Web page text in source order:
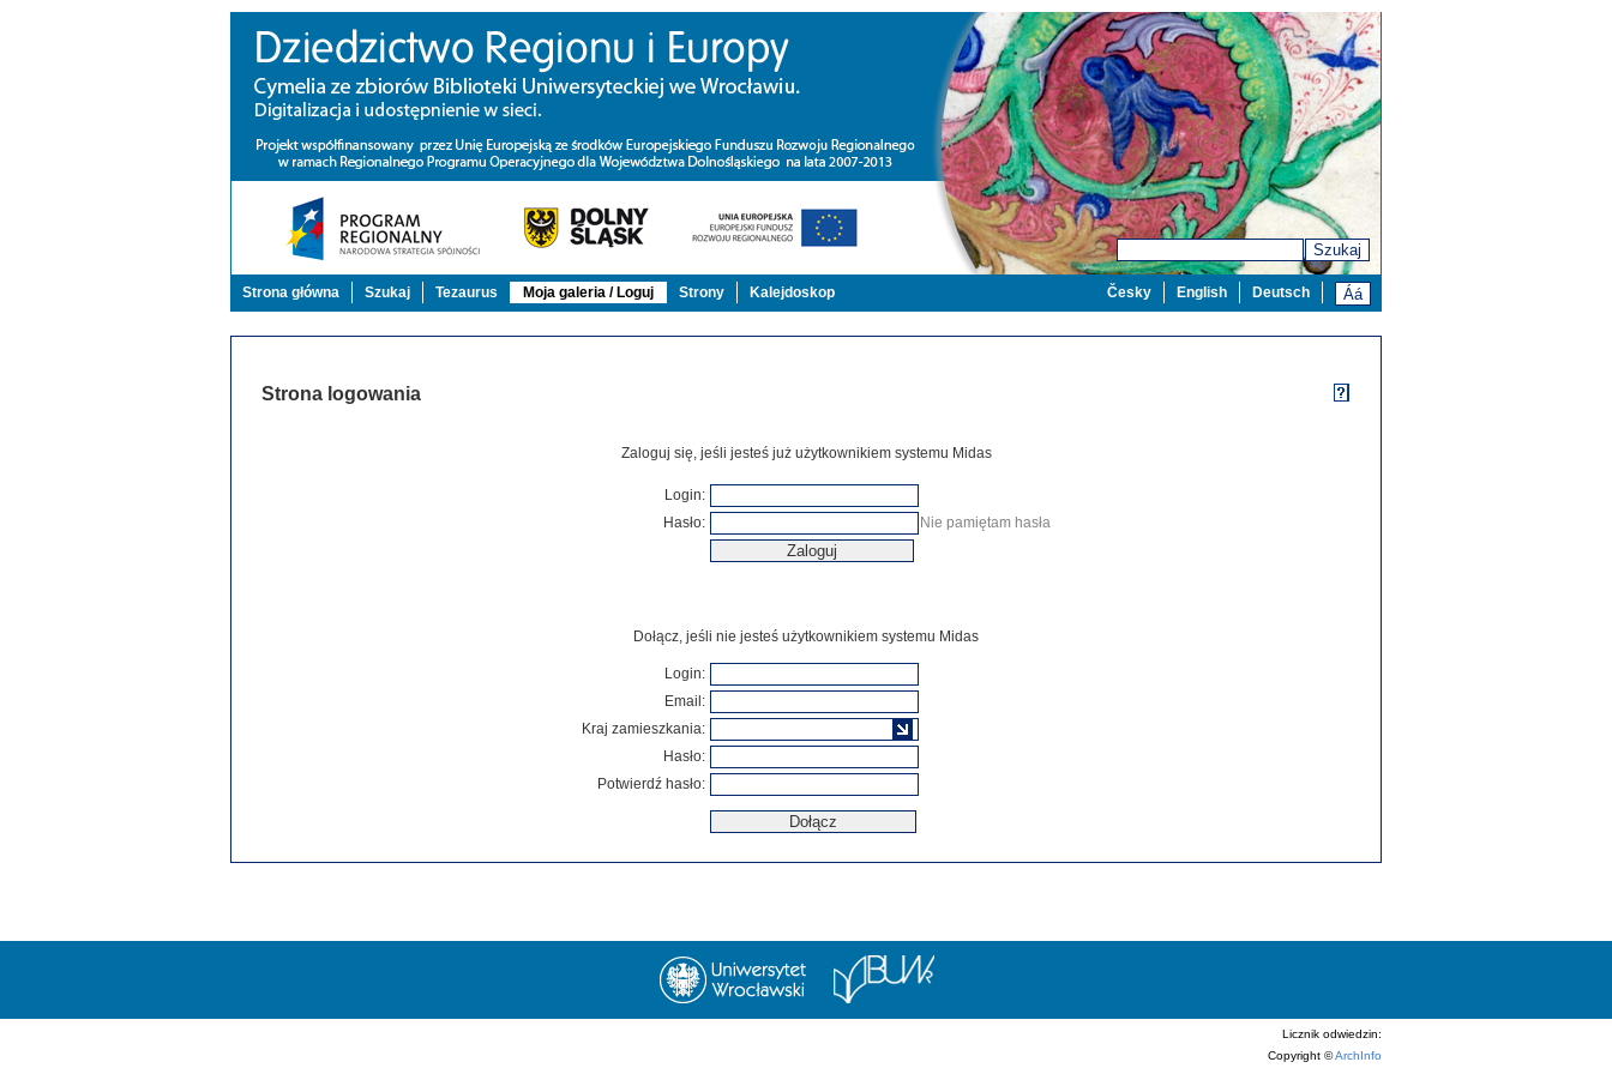
Szukaj
Strona główna Szukaj Tezaurus Moja galeria / Loguj Strony Kalejdoskop Deutsch
English
Česky
Strona logowania
Zaloguj się, jeśli jesteś już użytkownikiem systemu Midas
Login:
Hasło:
Nie pamiętam hasła
Dołącz, jeśli nie jesteś użytkownikiem systemu Midas
Login:
Email:
Kraj zamieszkania:
Hasło:
Potwierdź hasło:
Licznik odwiedzin:
Copyright ©ArchInfo